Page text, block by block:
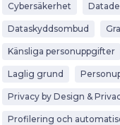
Cybersäkerhet
Dataskyddsombud
Känsliga personuppgifter
Laglig grund
Privacy by Design &
Profilering och